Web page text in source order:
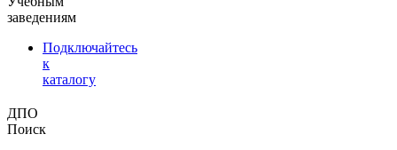
заведениям
Подключайтесь
к
каталогу
ДПО
Поиск